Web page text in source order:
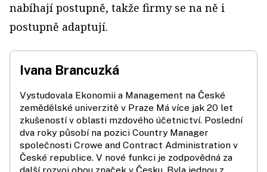
nabíhají postupně, takže firmy se na ně i
postupně adaptují.
Ivana Brancuzká
Vystudovala Ekonomii a Management na České
zemědělské univerzitě v Praze Má více jak 20 let
zkušeností v oblasti mzdového účetnictví. Poslední
dva roky působí na pozici Country Manager
společnosti Crowe and Contract Administration v
České republice. V nové funkci je zodpovědná za